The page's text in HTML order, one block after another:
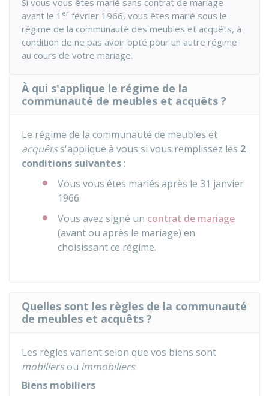
Si vous vous êtes marié sans contrat de mariage
avant le 1 er février 1966, vous êtes marié sous le
régime de la communauté des meubles et acquêts, à
condition de ne pas avoir opté pour un autre régime
au cours de votre mariage.
À qui s'applique le régime de la
communauté de meubles et acquêts ?
Le régime de la communauté de meubles et
acquêtss'applique à vous si vous remplissez les 2
conditions suivantes :
Vous vous êtes mariés après le 31 janvier
1966
Vous avez signé un contrat de mariage
(avant ou après le mariage) en
choisissant ce régime.
Quelles sont les règles de la communauté
de meubles et acquêts ?
Les règles varient selon que vos biens sont
mobiliersou immobiliers.
Biens mobiliers